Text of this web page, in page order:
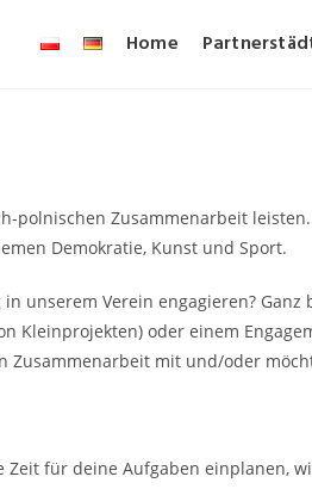
Home
polnischen Zusammenarbeit
Demokratie, Kunst und Sport.
unserem Verein engagieren? Ganz
Kleinprojekten) oder einem
Zusammenarbeit mit und/oder
Zeit für deine Aufgaben einplanen,